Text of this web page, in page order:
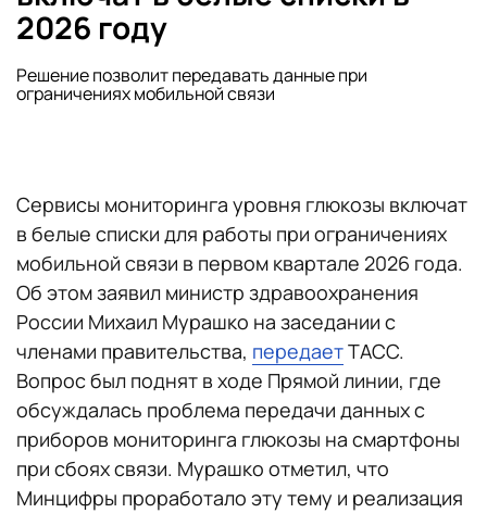
2026 году
Решение позволит передавать данные при
ограничениях мобильной связи
Сервисы мониторинга уровня глюкозы включат
в белые списки для работы при ограничениях
мобильной связи в первом квартале 2026 года.
Об этом заявил министр здравоохранения
России Михаил Мурашко на заседании с
членами правительства, передаетТАСС.
Вопрос был поднят в ходе Прямой линии, где
обсуждалась проблема передачи данных с
приборов мониторинга глюкозы на смартфоны
при сбоях связи. Мурашко отметил, что
Минцифры проработало эту тему и реализация